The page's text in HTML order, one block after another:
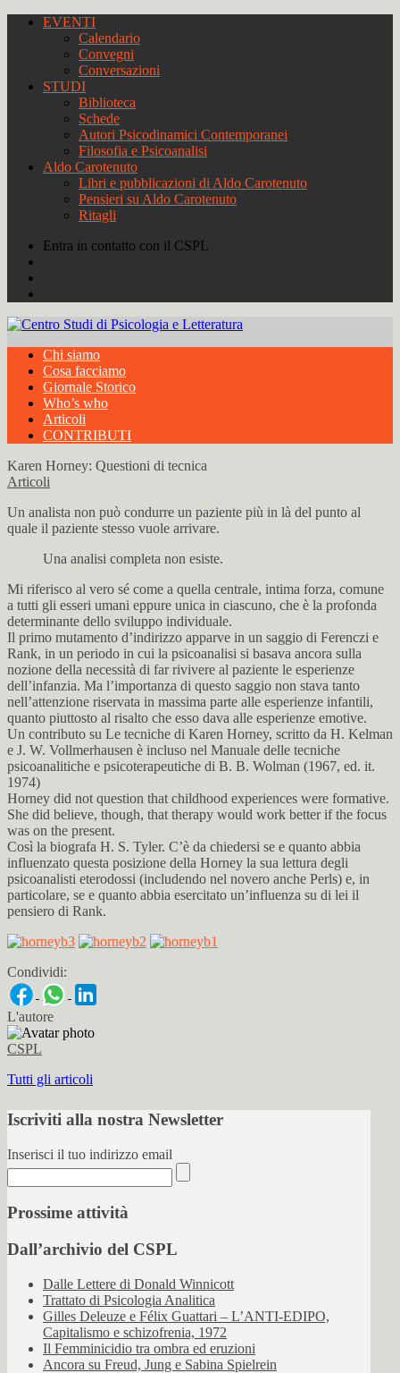
EVENTI
Calendario
Convegni
Conversazioni
STUDI
Biblioteca
Schede
Autori Psicodinamici Contemporanei
Filosofia e Psicoanalisi
Aldo Carotenuto
Libri e pubblicazioni di Aldo Carotenuto
Pensieri su Aldo Carotenuto
Ritagli
Entra in contatto con il CSPL
Chi siamo
Cosa facciamo
Giornale Storico
Who’s who
Articoli
CONTRIBUTI
Karen Horney: Questioni di tecnica
Articoli
Un analista non può condurre un paziente più in là del punto al
quale il paziente stesso vuole arrivare.
Una analisi completa non esiste.
Mi riferisco al vero sé come a quella centrale, intima forza, comune
a tutti gli esseri umani eppure unica in ciascuno, che è la profonda
determinante dello sviluppo individuale.
Il primo mutamento d’indirizzo apparve in un saggio di Ferenczi e
Rank, in un periodo in cui la psicoanalisi si basava ancora sulla
nozione della necessità di far rivivere al paziente le esperienze
dell’infanzia. Ma l’importanza di questo saggio non stava tanto
nell’attenzione riservata in massima parte alle esperienze infantili,
quanto piuttosto al risalto che esso dava alle esperienze emotive.
Un contributo su Le tecniche di Karen Horney, scritto da H. Kelman
e J. W. Vollmerhausen è incluso nel Manuale delle tecniche
psicoanalitiche e psicoterapeutiche di B. B. Wolman (1967, ed. it.
1974)
Horney did not question that childhood experiences were formative.
She did believe, though, that therapy would work better if the focus
was on the present.
Così la biografa H. S. Tyler. C’è da chiedersi se e quanto abbia
influenzato questa posizione della Horney la sua lettura degli
psicoanalisti eterodossi (includendo nel novero anche Perls) e, in
particolare, se e quanto abbia esercitato un’influenza su di lei il
pensiero di Rank.
Condividi:
L'autore
CSPL
Tutti gli articoli
Iscriviti alla nostra Newsletter
Inserisci il tuo indirizzo email
Prossime attività
Dall’archivio del CSPL
Dalle Lettere di Donald Winnicott
Trattato di Psicologia Analitica
Gilles Deleuze e Félix Guattari – L’ANTI-EDIPO,
Capitalismo e schizofrenia, 1972
Il Femminicidio tra ombra ed eruzioni
Ancora su Freud, Jung e Sabina Spielrein